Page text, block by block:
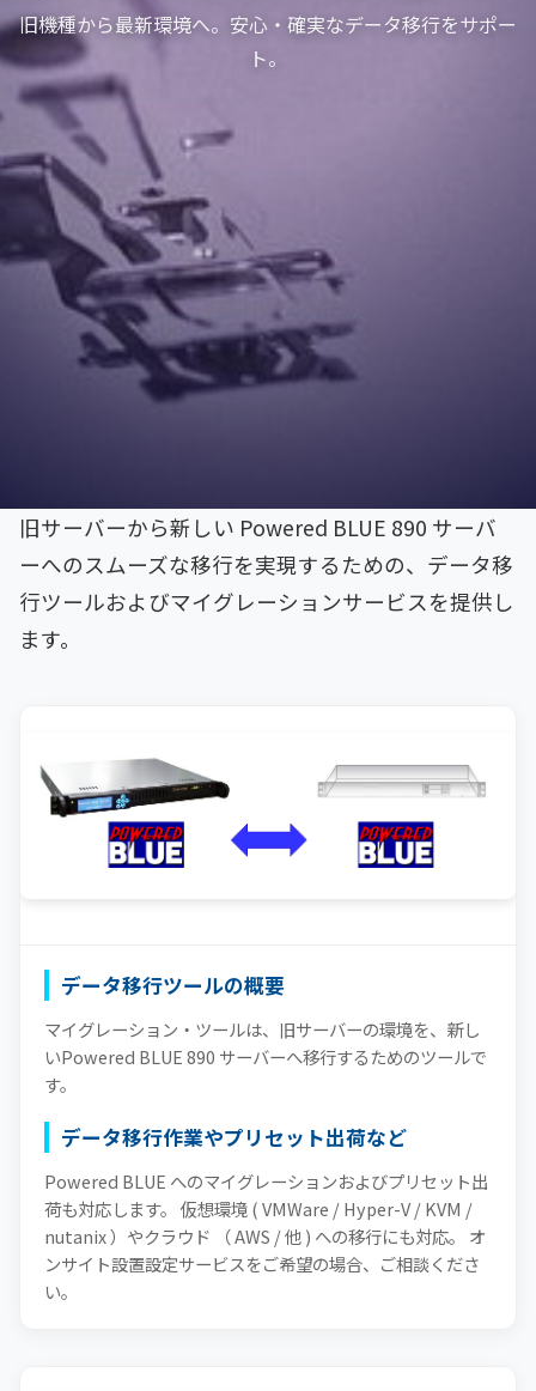
旧機種から最新環境へ。安心・確実なデータ移行をサポー
ト。
旧サーバーから新しい Powered BLUE 890 サーバ
ーへのスムーズな移行を実現するための、データ移
行ツールおよびマイグレーションサービスを提供し
ます。
データ移行ツールの概要
マイグレーション・ツールは、旧サーバーの環境を、新し
いPowered BLUE 890 サーバーへ移行するためのツールで
す。
データ移行作業やプリセット出荷など
Powered BLUE へのマイグレーションおよびプリセット出
荷も対応します。 仮想環境 ( VMWare / Hyper-V / KVM /
nutanix ）やクラウド （ AWS / 他 ) への移行にも対応。 オ
ンサイト設置設定サービスをご希望の場合、ご相談くださ
い。